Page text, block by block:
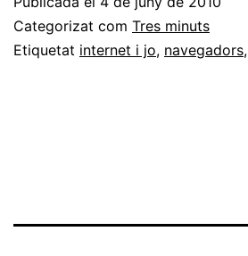
la
tria
Categorizat com Tres minuts
Etiquetat internet i jo, navegadors,